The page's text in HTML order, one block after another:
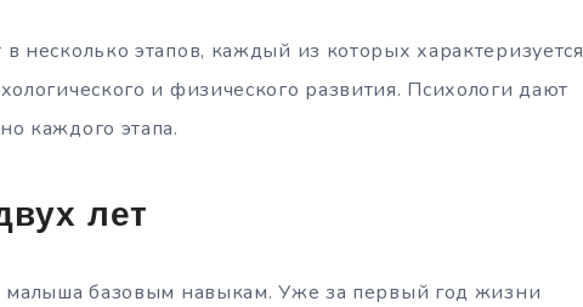
несколько этапов, каждый из которых характеризуется
и физического развития. Психологи дают
каждого этапа.
лет
малыша базовым навыкам. Уже за первый год жизни